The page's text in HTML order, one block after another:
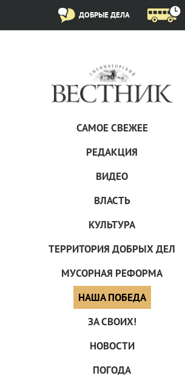
ДОБРЫЕ ДЕЛА
САМОЕ СВЕЖЕЕ
РЕДАКЦИЯ
ВИДЕО
ВЛАСТЬ
КУЛЬТУРА
ТЕРРИТОРИЯ ДОБРЫХ ДЕЛ
МУСОРНАЯ РЕФОРМА
НАША ПОБЕДА
ЗА СВОИХ!
НОВОСТИ
ПОГОДА